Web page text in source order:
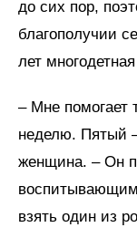
до сих пор,
благополучии
лет
– Мне помогает
неделю. Пятый
женщина. – Он
взять один из